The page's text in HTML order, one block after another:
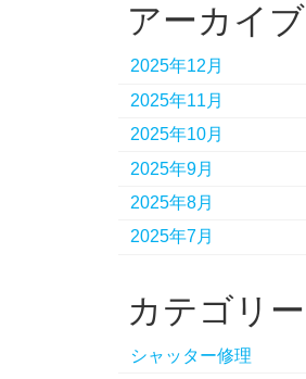
アーカイブ
2025年12月
2025年11月
2025年10月
2025年9月
2025年8月
2025年7月
カテゴリー
シャッター修理